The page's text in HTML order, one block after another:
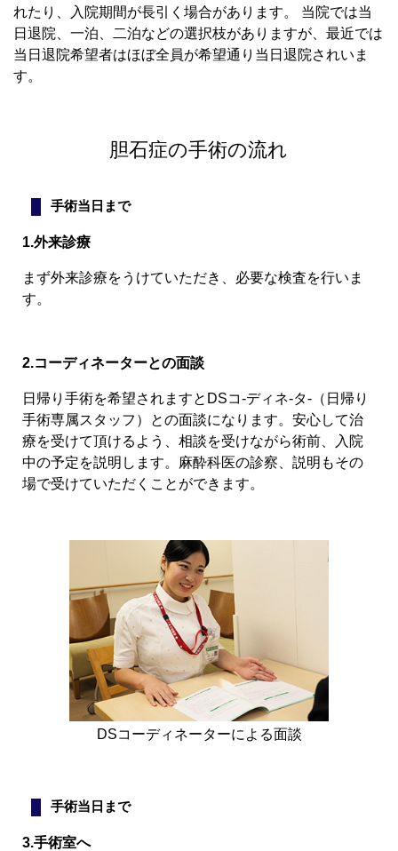
れたり、入院期間が長引く場合があります。 当院では当
日退院、一泊、二泊などの選択枝がありますが、最近では
当日退院希望者はほぼ全員が希望通り当日退院されいま
す。
胆石症の手術の流れ
手術当日まで
1.外来診療
まず外来診療をうけていただき、必要な検査を行いま
す。
2.コーディネーターとの面談
日帰り手術を希望されますとDSコ-ディネ-タ-（日帰り
手術専属スタッフ）との面談になります。安心して治
療を受けて頂けるよう、相談を受けながら術前、入院
中の予定を説明します。麻酔科医の診察、説明もその
場で受けていただくことができます。
DSコーディネーターによる面談
手術当日まで
3.手術室へ